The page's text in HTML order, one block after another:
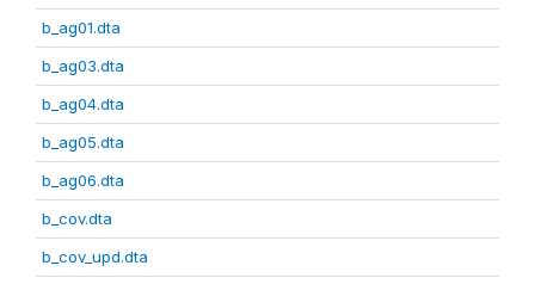
b_ag01.dta
b_ag03.dta
b_ag04.dta
b_ag05.dta
b_ag06.dta
b_cov.dta
b_cov_upd.dta